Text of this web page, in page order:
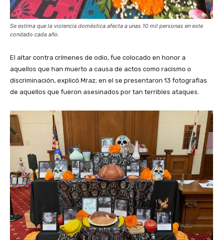
Se estima que la violencia doméstica afecta a unas 10 mil personas en este
condado cada año.
El altar contra crímenes de odio, fue colocado en honor a
aquellos que han muerto a causa de actos como racismo o
discriminación, explicó Mraz; en el se presentaron 13 fotografías
de aquellos que fueron asesinados por tan terribles ataques.